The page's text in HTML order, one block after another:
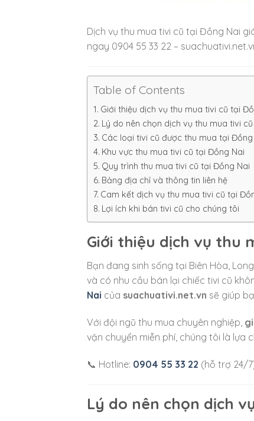
Dịch vụ thu mua tivi cũ tại Đồng Nai
ngay 0904 55 33 22 –
Table of Contents
Giới thiệu dịch vụ thu mua tivi cũ tại
Lý do nên chọn dịch vụ thu mua tivi
Các loại tivi cũ được thu mua tại Đồng
Khu vực thu mua tivi cũ tại Đồng Nai
Quy trình thu mua tivi cũ tại Đồng Nai
Bảng địa chỉ và thông tin liên hệ
Cam kết dịch vụ thu mua tivi cũ tại
Lợi ích khi bán tivi cũ cho chúng tôi
Giới thiệu dịch vụ thu
Bạn đang sinh sống tại Biên Hòa,
và có nhu cầu bán lại chiếc tivi cũ
Nai của suachuativi.net.vn sẽ giúp
Với đội ngũ thu mua chuyên nghiệp,
vận chuyển miễn phí, chúng tôi là lựa
📞 Hotline: 0904 55 33 22 (hỗ trợ 24/
Lý do nên chọn dịch